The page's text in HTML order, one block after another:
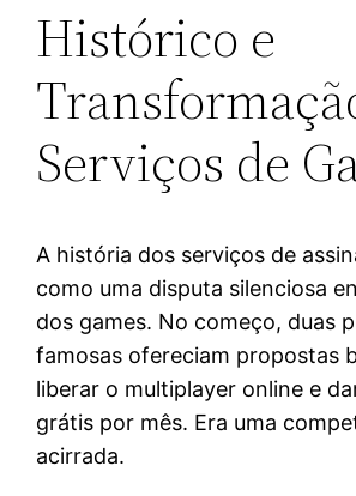
Histórico e
Serviços de
A história dos serviços de
como uma disputa silenciosa
dos games. No começo, duas
famosas ofereciam propostas
liberar o multiplayer online e
grátis por mês. Era uma
acirrada.